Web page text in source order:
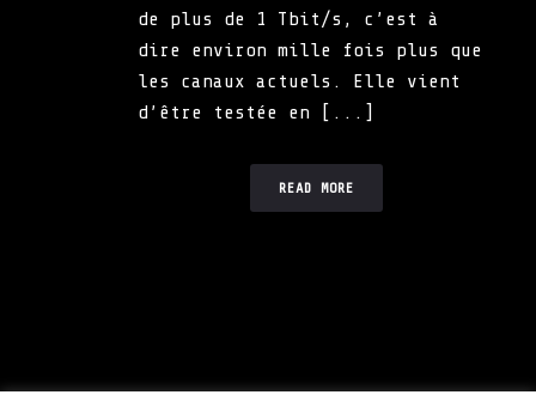
de plus de 1 Tbit/s, c’est à
dire environ mille fois plus que
les canaux actuels. Elle vient
d’être testée en [...]
READ MORE